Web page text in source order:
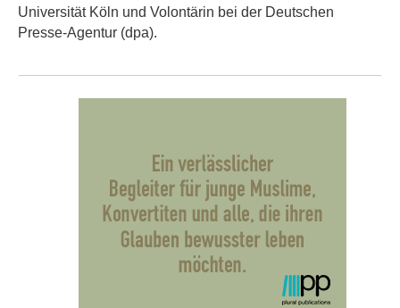
Universität Köln und Volontärin bei der Deutschen
Presse-Agentur (dpa).